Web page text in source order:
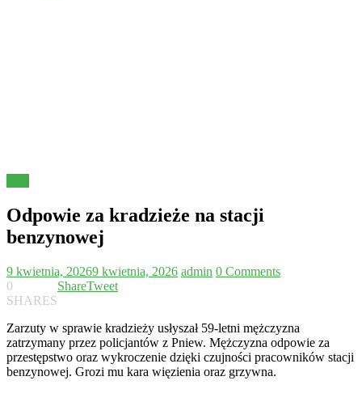
Odpowie za kradzieże na stacji
benzynowej
9 kwietnia, 20269 kwietnia, 2026 admin 0 Comments
0
SHARES
ShareTweet
Zarzuty w sprawie kradzieży usłyszał 59-letni mężczyzna
zatrzymany przez policjantów z Pniew. Mężczyzna odpowie za
przestępstwo oraz wykroczenie dzięki czujności pracowników stacji
benzynowej. Grozi mu kara więzienia oraz grzywna.